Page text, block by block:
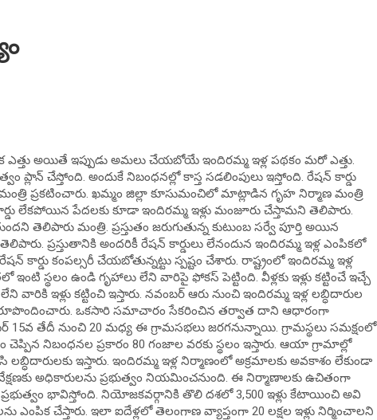
ఎత్తు అయితే ఇప్పుడు అమలు చేయబోయే ఇందిరమ్మ ఇళ్ల పథకం మరో ఎత్తు.
ప్లాన్ చేస్తోంది. అందుకే నిబంధనల్లో కాస్త సడలింపులు ఇస్తోంది. రేషన్ కార్డు
ప్రకటించారు. ఖమ్మం జిల్లా కూసుమంచిలో మాట్లాడిన గృహ నిర్మాణ మంత్రి
లేకపోయిన పేదలకు కూడా ఇందిరమ్మ ఇళ్లు మంజూరు చేస్తామని తెలిపారు.
మంత్రి. ప్రస్తుతం జరుగుతున్న కుటుంబ సర్వే పూర్తి అయిన
ప్రస్తుతానికి అందరికీ రేషన్ కార్డులు లేనందున ఇందిరమ్మ ఇళ్ల ఎంపికలో
కార్డు కంపల్సరీ చేయబోతున్నట్టు స్పష్టం చేశారు. రాష్ట్రంలో ఇందిరమ్మ ఇళ్ల
స్థలం ఉండి గృహాలు లేని వారిపై ఫోకస్ పెట్టింది. వీళ్లకు ఇళ్లు కట్టించే ఇచ్చే
ఇళ్లు కట్టించి ఇస్తారు. నవంబర్ ఆరు నుంచి ఇందిరమ్మ ఇళ్ల లబ్ధిదారుల
రూపొందించారు. ఒకసారి సమాచారం సేకరించిన తర్వాత దాని ఆధారంగా
15వ తేదీ నుంచి 20 మధ్య ఈ గ్రామసభలు జరగనున్నాయి. గ్రామస్థలు సమక్షంలో
చెప్పిన నిబంధనల ప్రకారం 80 గంజాల వరకు స్థలం ఇస్తారు. ఆయా గ్రామాల్లో
ఇస్తారు. ఇందిరమ్మ ఇళ్ల నిర్మాణంలో అక్రమాలకు అవకాశం లేకుండా
అధికారులను ప్రభుత్వం నియమించనుంది. ఈ నిర్మాణాలకు ఉచితంగా
భావిస్తోంది. నియోజకవర్గానికి తొలి దశలో 3,500 ఇళ్లు కేటాయించి అవి
చేస్తారు. ఇలా ఐదేళ్లలో తెలంగాణ వ్యాప్తంగా 20 లక్షల ఇళ్లు నిర్మించాలని